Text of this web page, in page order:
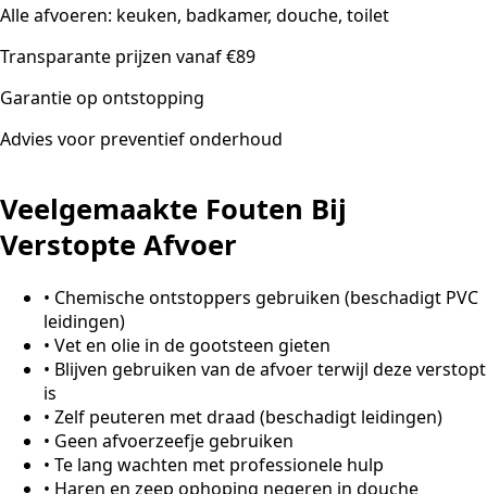
Alle afvoeren: keuken, badkamer, douche, toilet
Transparante prijzen vanaf €89
Garantie op ontstopping
Advies voor preventief onderhoud
Veelgemaakte Fouten Bij
Verstopte Afvoer
• Chemische ontstoppers gebruiken (beschadigt PVC
leidingen)
• Vet en olie in de gootsteen gieten
• Blijven gebruiken van de afvoer terwijl deze verstopt
is
• Zelf peuteren met draad (beschadigt leidingen)
• Geen afvoerzeefje gebruiken
• Te lang wachten met professionele hulp
• Haren en zeep ophoping negeren in douche